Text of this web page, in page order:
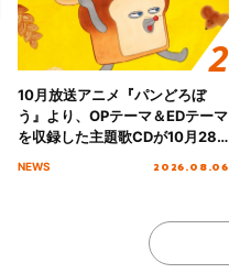
10月放送アニメ『パンどろぼ
う』より、OPテーマ＆EDテーマ
を収録した主題歌CDが10月28
NEWS 2026.08.06